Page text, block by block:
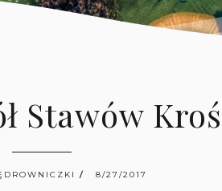
Stawów
8/27/2017